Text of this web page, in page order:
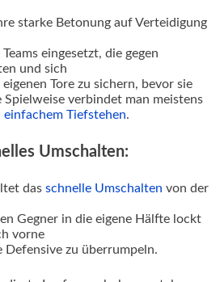
starke Betonung auf Verteidigung
eingesetzt, die gegen
und sich
Tore zu sichern, bevor sie
Spielweise verbindet man meistens
Tiefstehen.
Umschalten:
das schnelle Umschalten von der
Gegner in die eigene Hälfte lockt
vorne
Defensive zu überrumpeln.